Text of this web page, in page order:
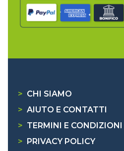
> CHI SIAMO
> AIUTO E CONTATTI
> TERMINI E CONDIZIONI
>
PRIVACY POLICY